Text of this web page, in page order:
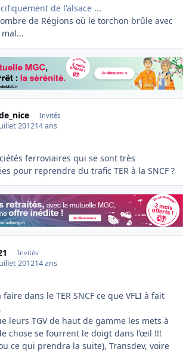
de l'alsace ...
de Régions où le torchon brûle avec
mal...
Invités
201214 ans
ferroviaires qui se sont très
pour reprendre du trafic TER à la SNCF ?
Invités
201214 ans
dans le TER SNCF ce que VFLI à fait
leurs TGV de haut de gamme les mets à
chose se fourrent le doigt dans l’œil !!!
ce qui prendra la suite), Transdev, voire